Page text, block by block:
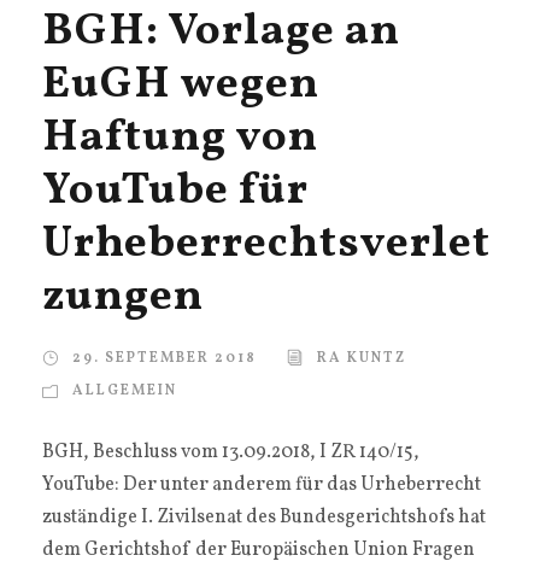
BGH: Vorlage an
EuGH wegen
Haftung von
YouTube für
Urheberrechtsverlet
zungen
29. SEPTEMBER 2018
RA KUNTZ
ALLGEMEIN
BGH, Beschluss vom 13.09.2018, I ZR 140/15,
YouTube: Der unter anderem für das Urheberrecht
zuständige I. Zivilsenat des Bundesgerichtshofs hat
dem Gerichtshof der Europäischen Union Fragen